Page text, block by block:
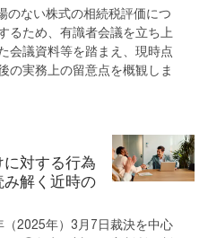
のない株式の相続税評価につ
るため、有識者会議を立ち上
会議資料等を踏まえ、現時点
の実務上の留意点を概観しま
対する行為
解く近時の
2025年）3月7日裁決を中心